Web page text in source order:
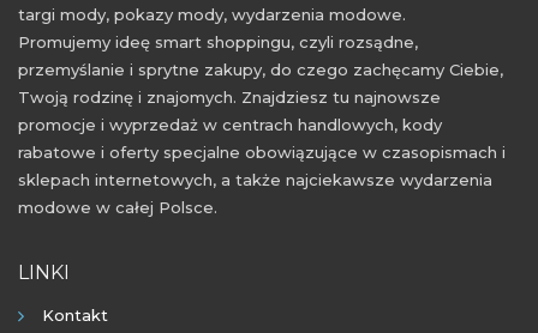
targi mody, pokazy mody, wydarzenia modowe.
Promujemy ideę smart shoppingu, czyli rozsądne,
przemyślanie i sprytne zakupy, do czego zachęcamy Ciebie,
Twoją rodzinę i znajomych. Znajdziesz tu najnowsze
promocje i wyprzedaż w centrach handlowych, kody
rabatowe i oferty specjalne obowiązujące w czasopismach i
sklepach internetowych, a także najciekawsze wydarzenia
modowe w całej Polsce.
LINKI
Kontakt